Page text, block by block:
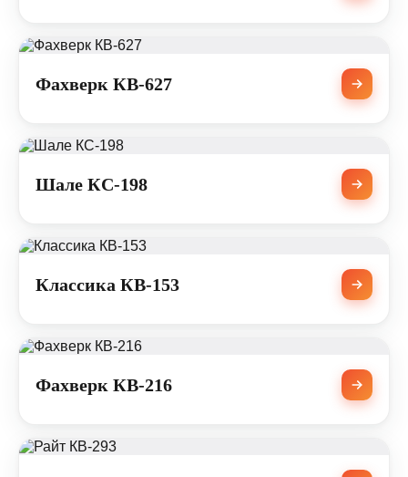
Фахверк КВ-627
Шале КС-198
Классика КВ-153
Фахверк КВ-216